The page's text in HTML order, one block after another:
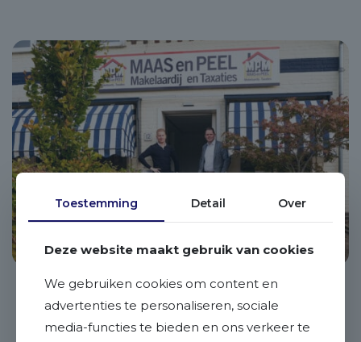
Toestemming Detail Over
Deze website maakt gebruik van cookies
We gebruiken cookies om content en
advertenties te personaliseren, sociale
media-functies te bieden en ons verkeer te